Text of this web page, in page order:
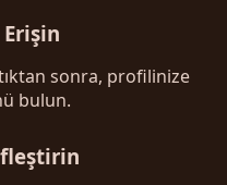
Erişin
sonra, profilinize
bulun.